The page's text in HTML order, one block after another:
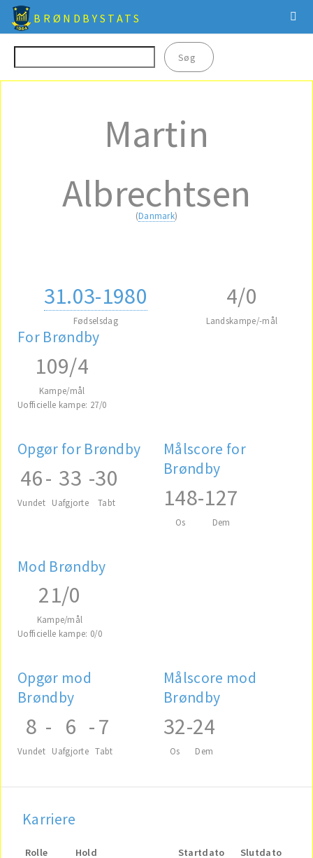
BRØNDBYSTATS
Martin
Albrechtsen
(Danmark)
31.03-1980
Fødselsdag
4/0
Landskampe/-mål
For Brøndby
109/4
Kampe/mål
Uofficielle kampe: 27/0
Opgør for Brøndby
46
Vundet
- 33
Uafgjorte
-30
Tabt
Målscore for
Brøndby
148
Os
-127
Dem
Mod Brøndby
21/0
Kampe/mål
Uofficielle kampe: 0/0
Opgør mod
Brøndby
8
Vundet
- 6
Uafgjorte
-7
Tabt
Målscore mod
Brøndby
32
Os
-24
Dem
Karriere
Rolle Hold Startdato Slutdato